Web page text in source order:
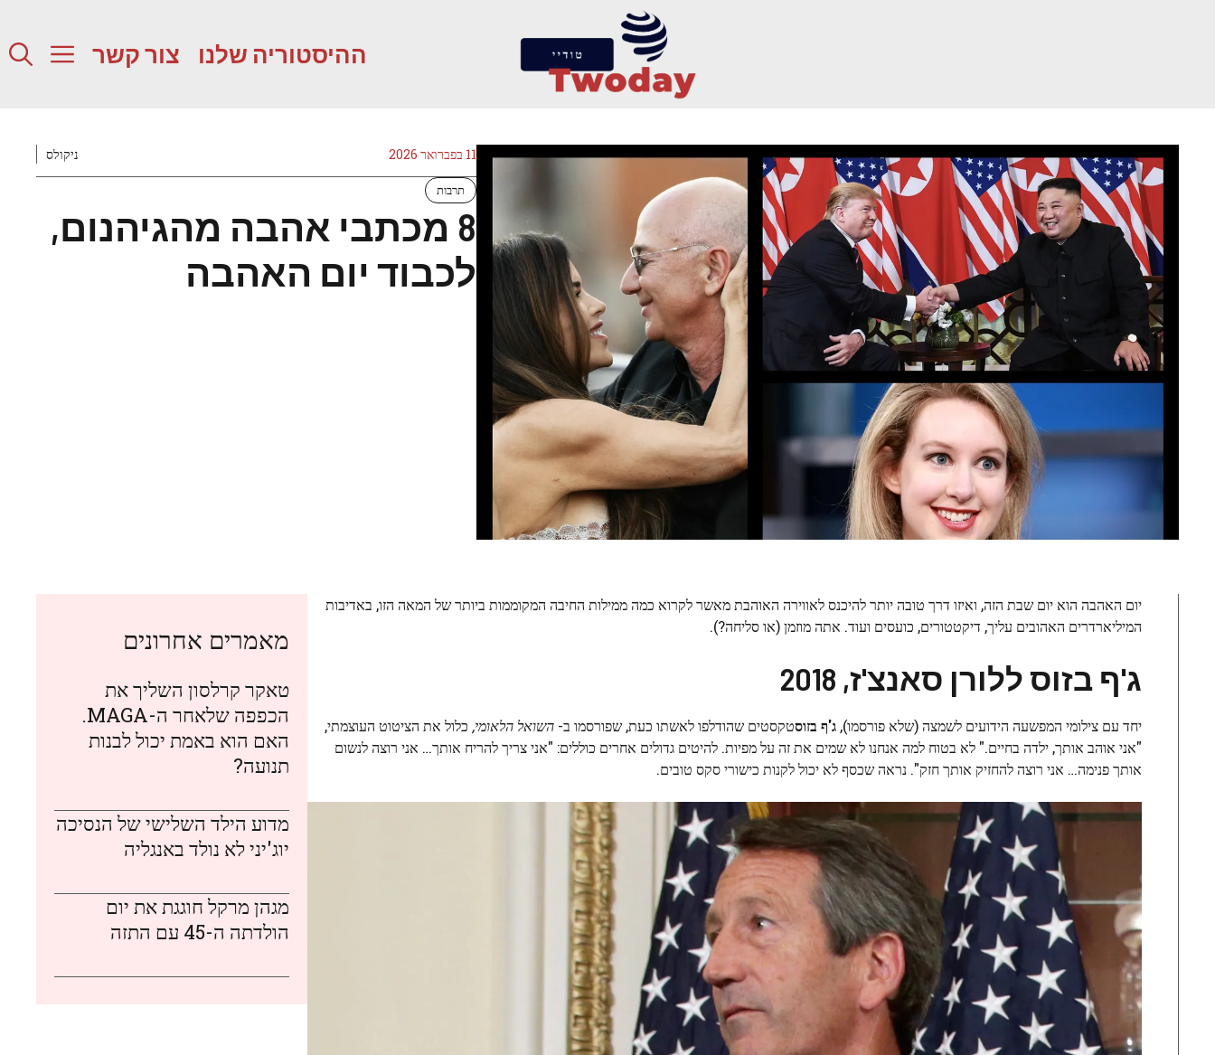
ההיסטוריה שלנו צור קשר
11 בפברואר 2026 ניקולס
תרבות
8 מכתבי אהבה מהגיהנום,
לכבוד יום האהבה
יום האהבה הוא יום שבת הזה, ואיזו דרך טובה יותר להיכנס לאווירה האוהבת מאשר לקרוא כמה ממילות החיבה המקוממות ביותר של המאה הזו, באדיבות
המיליארדרים האהובים עליך, דיקטטורים, כועסים ועוד. אתה מוזמן (או סליחה?).
ג'ף בזוס ללורן סאנצ'ז, 2018
יחד עם צילומי המפשעה הידועים לשמצה (שלא פורסמו), ג'ף בזוסטקסטים שהודלפו לאשתו כעת, שפורסמו ב- השואל הלאומי, כלול את הציטוט העוצמתי,
"אני אוהב אותך, ילדה בחיים." לא בטוח למה אנחנו לא שמים את זה על מפיות. להיטים גדולים אחרים כוללים: "אני צריך להריח אותך… אני רוצה לנשום
אותך פנימה… אני רוצה להחזיק אותך חזק". נראה שכסף לא יכול לקנות כישורי סקס טובים.
מאמרים אחרונים
טאקר קרלסון השליך את
הכפפה שלאחר ה-MAGA.
האם הוא באמת יכול לבנות
תנועה?
מדוע הילד השלישי של הנסיכה
יוג'יני לא נולד באנגליה
מגהן מרקל חוגגת את יום
הולדתה ה-45 עם התזה